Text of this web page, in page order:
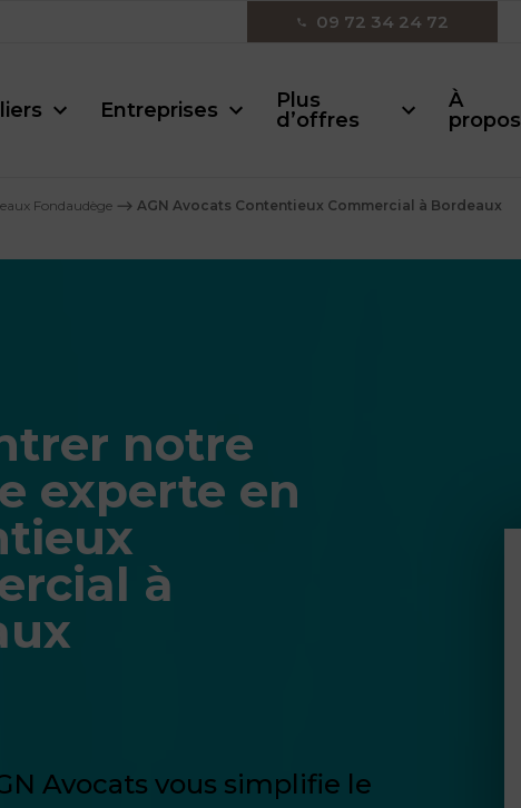
09 72 34 24 72
Entreprises
Plus
d’offres
À
propos
Fondaudège ⟶ AGN Avocats Contentieux Commercial à Bordeaux
notre
experte en
à
Avocats vous simplifie le